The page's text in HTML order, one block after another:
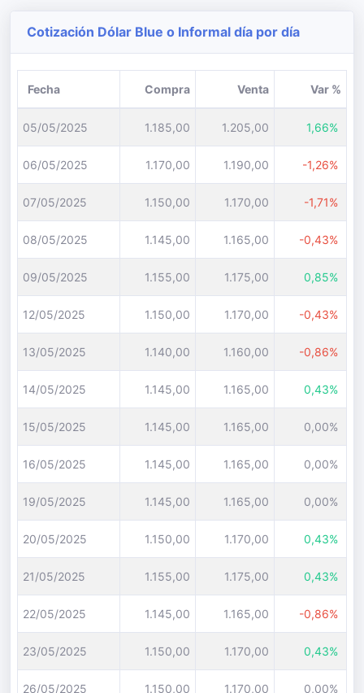
Cotización Dólar Blue o Informal día por día
Fecha Compra Venta Var %
05/05/2025 1.185,00 1.205,00 1,66%
06/05/2025 1.170,00 1.190,00 -1,26%
07/05/2025 1.150,00 1.170,00 -1,71%
08/05/2025 1.145,00 1.165,00 -0,43%
09/05/2025 1.155,00 1.175,00 0,85%
12/05/2025 1.150,00 1.170,00 -0,43%
13/05/2025 1.140,00 1.160,00 -0,86%
14/05/2025 1.145,00 1.165,00 0,43%
15/05/2025 1.145,00 1.165,00 0,00%
16/05/2025 1.145,00 1.165,00 0,00%
19/05/2025 1.145,00 1.165,00 0,00%
20/05/2025 1.150,00 1.170,00 0,43%
21/05/2025 1.155,00 1.175,00 0,43%
22/05/2025 1.145,00 1.165,00 -0,86%
23/05/2025 1.150,00 1.170,00 0,43%
26/05/2025 1.150,00 1.170,00 0,00%